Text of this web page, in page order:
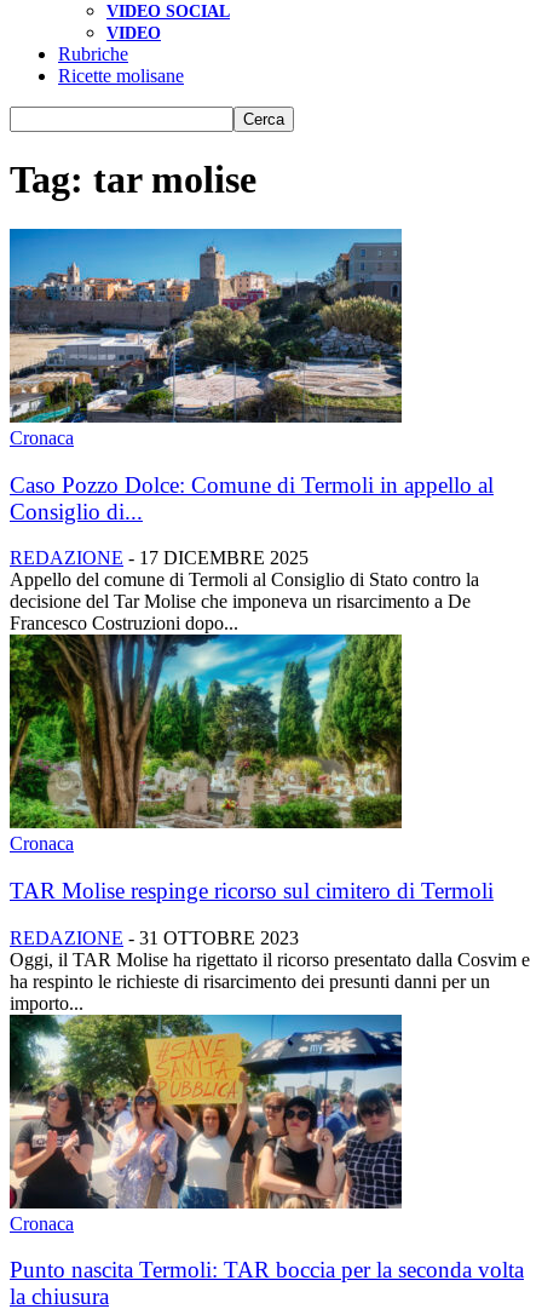
VIDEO SOCIAL
VIDEO
Rubriche
Ricette molisane
Tag: tar molise
Cronaca
Caso Pozzo Dolce: Comune di Termoli in appello al
Consiglio di...
REDAZIONE - 17 DICEMBRE 2025
Appello del comune di Termoli al Consiglio di Stato contro la
decisione del Tar Molise che imponeva un risarcimento a De
Francesco Costruzioni dopo...
Cronaca
TAR Molise respinge ricorso sul cimitero di Termoli
REDAZIONE - 31 OTTOBRE 2023
Oggi, il TAR Molise ha rigettato il ricorso presentato dalla Cosvim e
ha respinto le richieste di risarcimento dei presunti danni per un
importo...
Cronaca
Punto nascita Termoli: TAR boccia per la seconda volta
la chiusura